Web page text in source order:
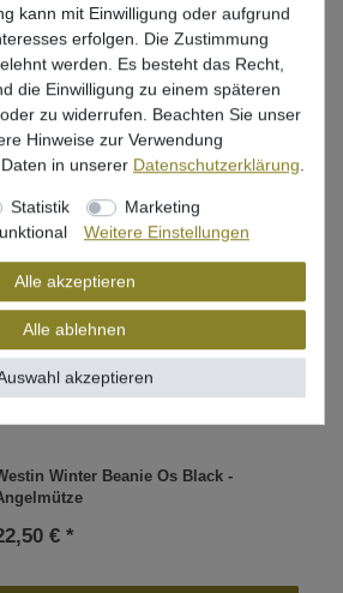
Westin Windster Beanie Os Black -
€ *
In den Warenkorb
Angelmütze
€ *
In den Warenkorb
Winter Beanie Os Black -
€ *
kann mit Einwilligung oder aufgrund
erfolgen. Die Zustimmung
werden. Es besteht das Recht,
die Einwilligung zu einem späteren
zu widerrufen. Beachten Sie unser
Hinweise zur Verwendung
in unserer Daten­schutz­erklärung.
Statistik
Marketing
Weitere Einstellungen
Alle akzeptieren
Alle ablehnen
akzeptieren